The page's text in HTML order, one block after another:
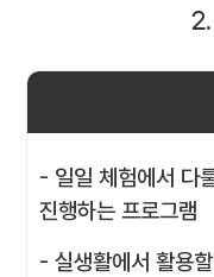
- 일일 체험에서 다
진행하는 프로그램
- 실생활에서 활용